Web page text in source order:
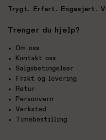
Trygt. Erfart. Engasjert.
Trenger du hjelp?
Om oss
Kontakt oss
Salgsbetingelser
Frakt og levering
Retur
Personvern
Verksted
Timebestilling